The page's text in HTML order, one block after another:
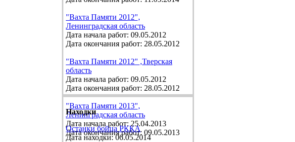
"Вахта Памяти 2012",
Ленинградская область
Дата начала работ: 09.05.2012
Дата окончания работ: 28.05.2012
"Вахта Памяти 2012" ,Тверская
область
Дата начала работ: 09.05.2012
Дата окончания работ: 28.05.2012
"Вахта Памяти 2013",
Ленинградская область
Дата начала работ: 25.04.2013
Дата окончания работ: 09.05.2013
Находки
Останки бойца РККА
Дата находки: 06.05.2014